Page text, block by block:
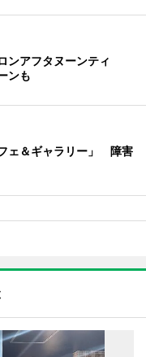
ンアフタヌーンティ
ンも
ェ＆ギャラリー」 障害